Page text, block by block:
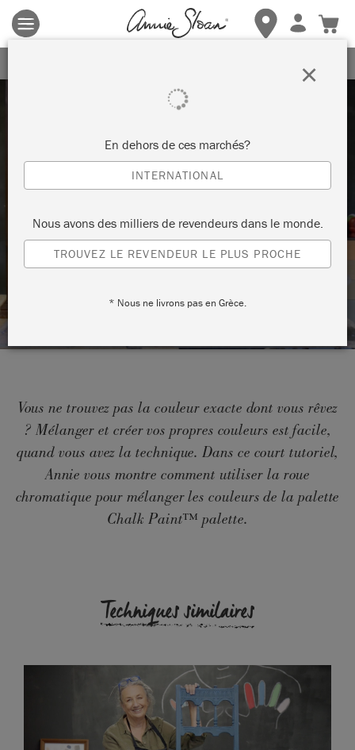
Les conditions générales s'appliquent. Cliquez ici
détails.
Techniques
COMMENT UTILISER LA ROUE
PEINTURE CHALK PAINT™
Vous ne trouvez pas la couleur exacte dont vous rêvez
? Mélanger et créer vos propres couleurs est facile,
quand vous avez la technique. Dans ce court tutoriel,
Annie vous montre comment utiliser la roue
chromatique pour mélanger les couleurs de la palette
Chalk Paint™ palette.
Techniques similaires
En dehors de ces marchés?
INTERNATIONAL
Nous avons des milliers de revendeurs dans le monde.
TROUVEZ LE REVENDEUR LE PLUS PROCHE
* Nous ne livrons pas en Grèce.
×